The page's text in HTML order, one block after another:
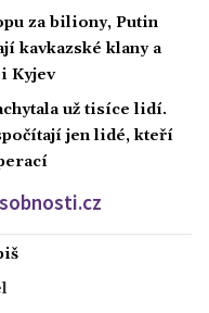
za biliony, Putin
kavkazské klany a
Kyjev
už tisíce lidí.
jen lidé, kteří